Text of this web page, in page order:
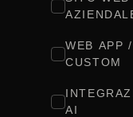
WEB APP /
CUSTOM
AI